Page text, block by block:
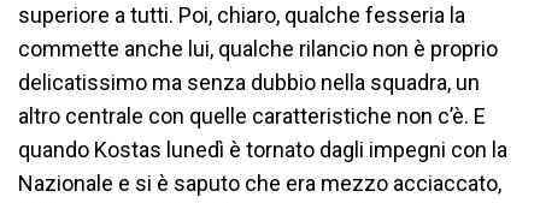
superiore a tutti. Poi, chiaro, qualche fesseria la
commette anche lui, qualche rilancio non è proprio
delicatissimo ma senza dubbio nella squadra, un
altro centrale con quelle caratteristiche non c’è. E
quando Kostas lunedì è tornato dagli impegni con la
Nazionale e si è saputo che era mezzo acciaccato,